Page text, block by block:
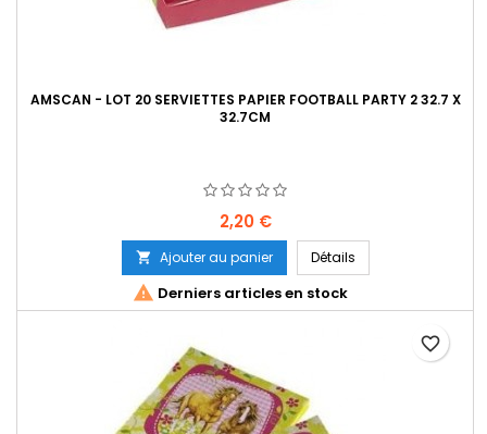
AMSCAN - LOT 20 SERVIETTES PAPIER FOOTBALL PARTY 2 32.7 X
32.7CM
Prix
2,20 €
 Ajouter au panier Détails
 Derniers articles en stock
favorite_border